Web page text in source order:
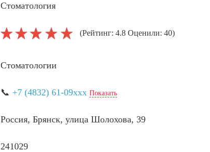
Стоматология
(Рейтинг: 4.8 Оценили: 40)
Стоматологии
📞 +7 (4832) 61-09xxx Показать
Россия, Брянск, улица Шолохова, 39
241029